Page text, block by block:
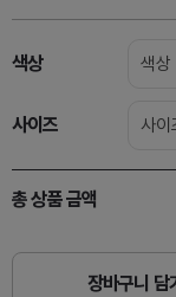
색상 색상
사이즈 사이
총 상품 금액
장바구니 담